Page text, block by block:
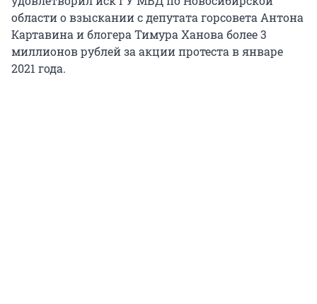
области о взыскании с депутата горсовета Антона
Картавина и блогера Тимура Ханова более 3
миллионов рублей за акции протеста в январе
2021 года.